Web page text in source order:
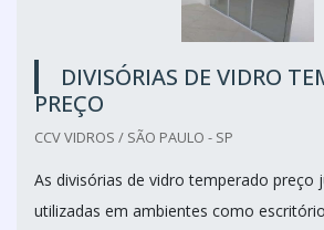
DIVISÓRIAS DE VIDRO
PREÇO
CCV VIDROS / SÃO PAULO - SP
As divisórias de vidro temperado preço
utilizadas em ambientes como